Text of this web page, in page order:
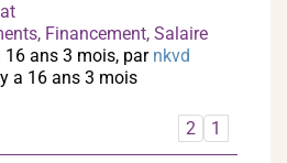
Financement, Salaire
16 ans 3 mois, par nkvd
a 16 ans 3 mois
1
2